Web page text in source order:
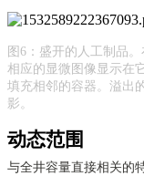
图 6：盛开的人工制品
相应的显微图像显示在
填充相邻的容器。溢出
影。
动态范围
与全井容量直接相关的